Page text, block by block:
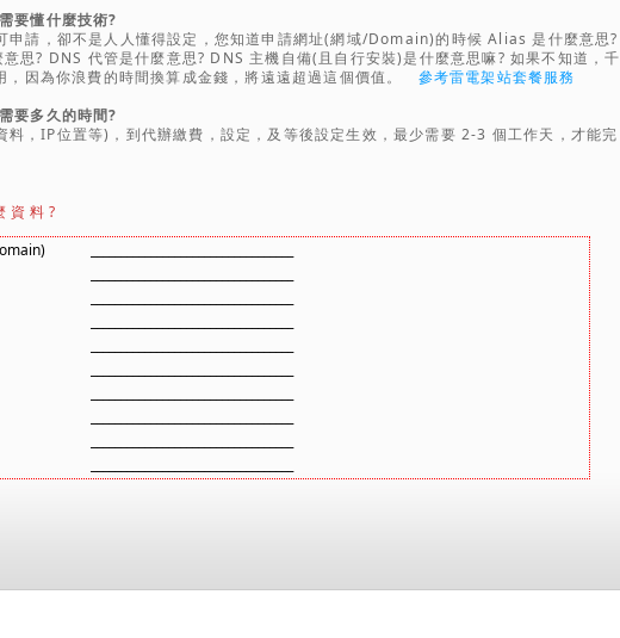
要懂什麼技術?
請，卻不是人人懂得設定，您知道申請網址(網域/Domain)的時候 Alias 是什麼意思?
思? DNS 代管是什麼意思? DNS 主機自備(且自行安裝)是什麼意思嘛? 如果不知道，千
，因為你浪費的時間換算成金錢，將遠遠超過這個價值。 參考雷電架站套餐服務
要多久的時間?
料，IP位置等)，到代辦繳費，設定，及等後設定生效，最少需要 2-3 個工作天，才能完
資料?